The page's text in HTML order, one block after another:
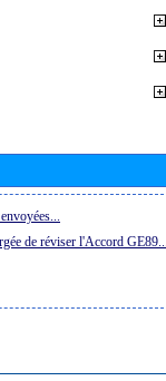
de réviser l'Accord